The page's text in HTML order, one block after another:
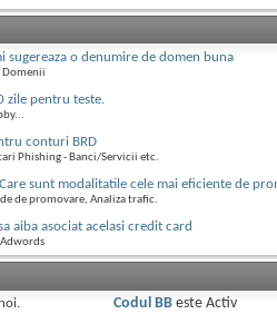
sugereaza o denumire de domen buna
zile pentru teste.
conturi BRD
Phishing - Banci/Servicii etc.
sunt modalitatile cele mai eficiente de
de promovare, Analiza trafic.
aiba asociat acelasi credit card
Codul BBeste Activ